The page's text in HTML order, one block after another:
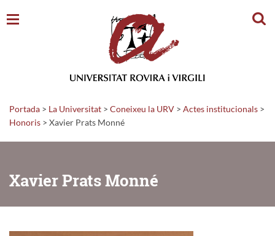
Portada > La Universitat > Coneixeu la URV > Actes institucionals >
Honoris > Xavier Prats Monné
Xavier Prats Monné